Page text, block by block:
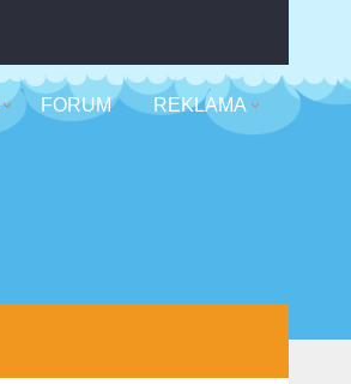
FORUM REKLAMA